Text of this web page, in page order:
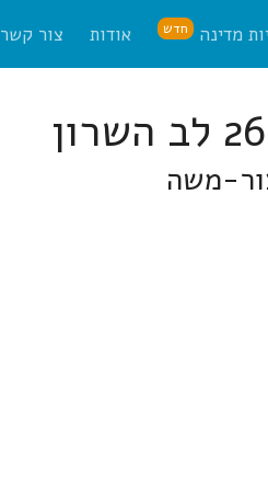
מדינה חדש אודות צור קשר
משה